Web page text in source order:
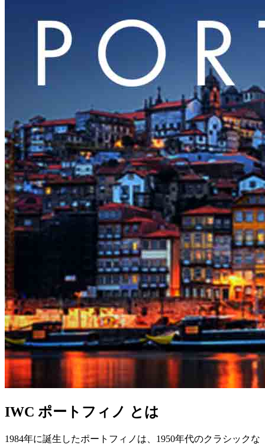
IWC ポートフィノ とは
1984年に誕生したポートフィノは、1950年代のクラシックな